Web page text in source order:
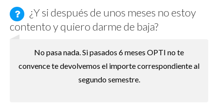
¿Y si después de unos meses no estoy
contento y quiero darme de baja?
No pasa nada. Si pasados 6 meses OPTI no te
convence te devolvemos el importe correspondiente al
segundo semestre.